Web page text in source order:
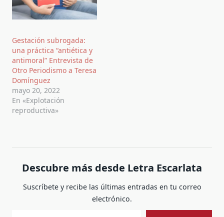
Gestación subrogada:
una práctica “antiética y
antimoral” Entrevista de
Otro Periodismo a Teresa
Domínguez
mayo 20, 2022
En «Explotación
reproductiva»
Descubre más desde Letra Escarlata
Suscríbete y recibe las últimas entradas en tu correo
electrónico.